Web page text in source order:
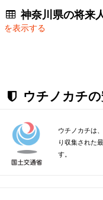
神奈川県の将来
を表示する
ウチノカチ
ウチノカチは
り収集された
す。